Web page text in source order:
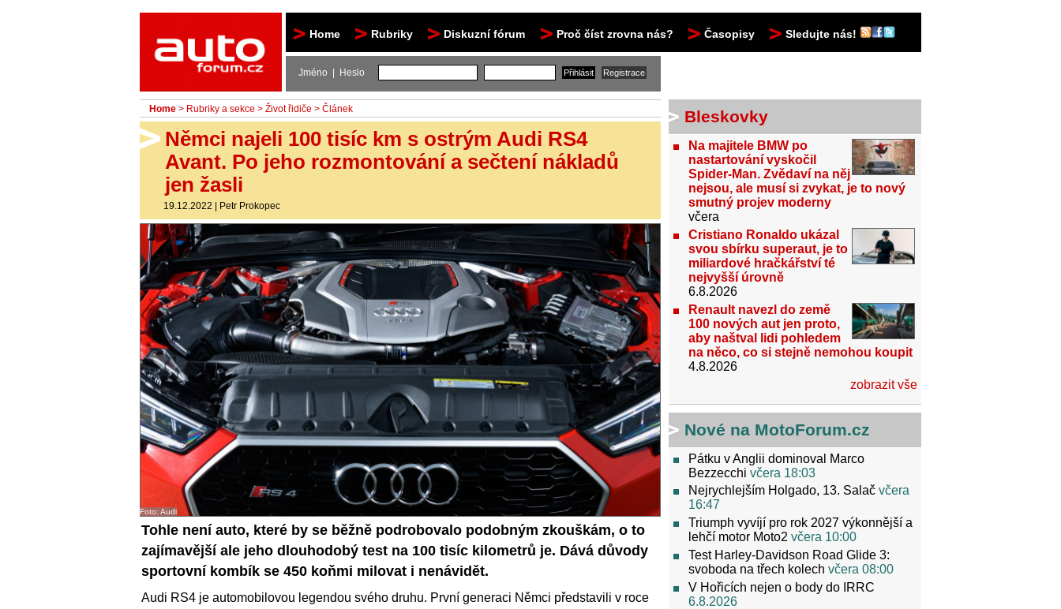
Home Rubriky Diskuzní fórum Proč číst zrovna nás? Časopisy Sledujte nás!
Jméno | Heslo
Home > Rubriky a sekce > Život řidiče > Článek
Němci najeli 100 tisíc km s ostrým Audi RS4
Avant. Po jeho rozmontování a sečtení nákladů
jen žasli
19.12.2022 | Petr Prokopec
Foto: Audi
Tohle není auto, které by se běžně podrobovalo podobným zkouškám, o to
zajímavější ale jeho dlouhodobý test na 100 tisíc kilometrů je. Dává důvody
sportovní kombík se 450 koňmi milovat i nenávidět.
Audi RS4 je automobilovou legendou svého druhu. První generaci Němci představili v roce
Bleskovky
Na majitele BMW po
nastartování vyskočil
Spider-Man. Zvědaví na něj
nejsou, ale musí si zvykat, je to nový
smutný projev moderny
včera
Cristiano Ronaldo ukázal
svou sbírku superaut, je to
miliardové hračkářství té
nejvyšší úrovně
6.8.2026
Renault navezl do země
100 nových aut jen proto,
aby naštval lidi pohledem
na něco, co si stejně nemohou koupit
4.8.2026
zobrazit vše
Nové na MotoForum.cz
Pátku v Anglii dominoval Marco
Bezzecchi včera 18:03
Nejrychlejším Holgado, 13. Salač včera
16:47
Triumph vyvíjí pro rok 2027 výkonnější a
lehčí motor Moto2 včera 10:00
Test Harley-Davidson Road Glide 3:
svoboda na třech kolech včera 08:00
V Hořicích nejen o body do IRRC
6.8.2026